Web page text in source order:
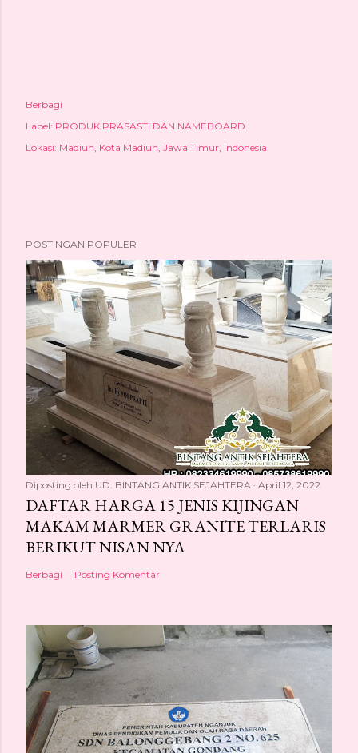
Berbagi
Label: PRODUK PRASASTI DAN NAMEBOARD
Lokasi: Madiun, Kota Madiun, Jawa Timur, Indonesia
POSTINGAN POPULER
Diposting oleh UD. BINTANG ANTIK SEJAHTERA April 12, 2022
DAFTAR HARGA 15 JENIS KIJINGAN
MAKAM MARMER GRANITE TERLARIS
BERIKUT NISAN NYA
Berbagi Posting Komentar